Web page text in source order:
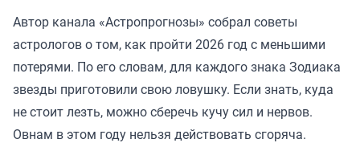
Автор канала «Астропрогнозы» собрал советы
астрологов о том, как пройти 2026 год с меньшими
потерями. По его словам, для каждого знака Зодиака
звезды приготовили свою ловушку. Если знать, куда
не стоит лезть, можно сберечь кучу сил и нервов.
Овнам в этом году нельзя действовать сгоряча.